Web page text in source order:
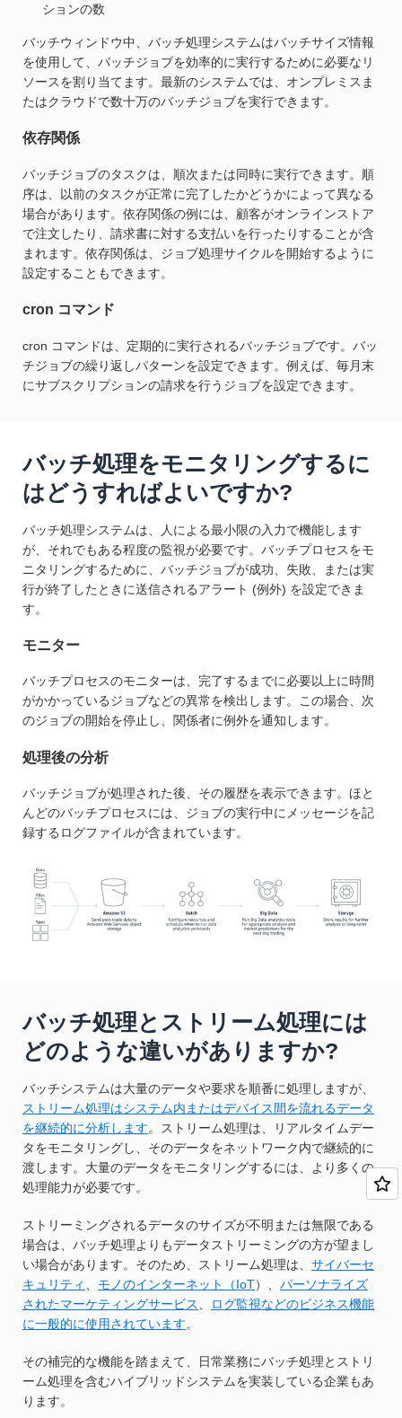
ションの数
バッチウィンドウ中、バッチ処理システムはバッチサイズ情報
を使用して、バッチジョブを効率的に実行するために必要なリ
ソースを割り当てます。最新のシステムでは、オンプレミスま
たはクラウドで数十万のバッチジョブを実行できます。
依存関係
バッチジョブのタスクは、順次または同時に実行できます。順
序は、以前のタスクが正常に完了したかどうかによって異なる
場合があります。依存関係の例には、顧客がオンラインストア
で注文したり、請求書に対する支払いを行ったりすることが含
まれます。依存関係は、ジョブ処理サイクルを開始するように
設定することもできます。
cron コマンド
cron コマンドは、定期的に実行されるバッチジョブです。バッ
チジョブの繰り返しパターンを設定できます。例えば、毎月末
にサブスクリプションの請求を行うジョブを設定できます。
バッチ処理をモニタリングするに
はどうすればよいですか?
バッチ処理システムは、人による最小限の入力で機能します
が、それでもある程度の監視が必要です。バッチプロセスをモ
ニタリングするために、バッチジョブが成功、失敗、または実
行が終了したときに送信されるアラート (例外) を設定できま
す。
モニター
バッチプロセスのモニターは、完了するまでに必要以上に時間
がかかっているジョブなどの異常を検出します。この場合、次
のジョブの開始を停止し、関係者に例外を通知します。
処理後の分析
バッチジョブが処理された後、その履歴を表示できます。ほと
んどのバッチプロセスには、ジョブの実行中にメッセージを記
録するログファイルが含まれています。
バッチ処理とストリーム処理には
どのような違いがありますか?
バッチシステムは大量のデータや要求を順番に処理しますが、
ストリーム処理はシステム内またはデバイス間を流れるデータ
を継続的に分析します。ストリーム処理は、リアルタイムデー
タをモニタリングし、そのデータをネットワーク内で継続的に
渡します。大量のデータをモニタリングするには、より多くの
処理能力が必要です。
ストリーミングされるデータのサイズが不明または無限である
場合は、バッチ処理よりもデータストリーミングの方が望まし
い場合があります。そのため、ストリーム処理は、 サイバーセ
キュリティ
モノのインターネット（IoT）、 パーソナライズ
されたマーケティングサービス
ログ監視などのビジネス機能
に一般的に使用されています。
その補完的な機能を踏まえて、日常業務にバッチ処理とストリ
ーム処理を含むハイブリッドシステムを実装している企業もあ
ります。